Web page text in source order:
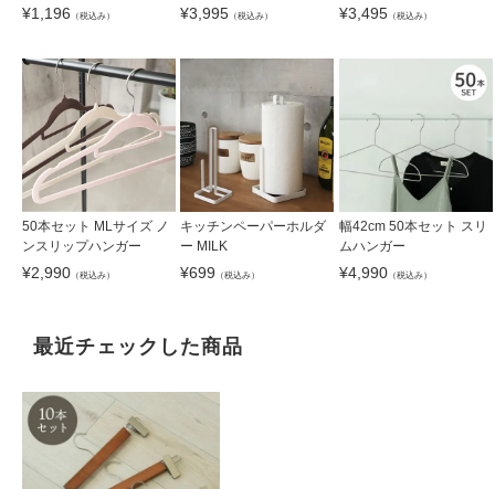
¥1,196 （税込み） ¥3,995 （税込み） ¥3,495（税込み）
50本セット MLサイズ ノ
ンスリップハンガー
¥2,990 （税込み）
キッチンペーパーホルダ
ー MILK
¥699 （税込み）
幅42cm 50本セット スリ
ムハンガー
¥4,990（税込み）
最近チェックした商品